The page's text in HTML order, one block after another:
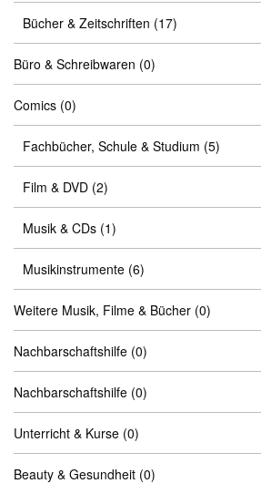
Bücher & Zeitschriften (17)
Büro & Schreibwaren (0)
Comics (0)
Fachbücher, Schule & Studium (5)
Film & DVD (2)
Musik & CDs (1)
Musikinstrumente (6)
Weitere Musik, Filme & Bücher (0)
Nachbarschaftshilfe (0)
Nachbarschaftshilfe (0)
Unterricht & Kurse (0)
Beauty & Gesundheit (0)